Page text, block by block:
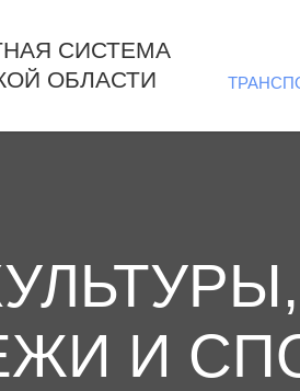
СИСТЕМА
ОБЛАСТИ
И